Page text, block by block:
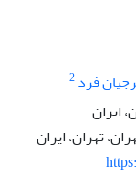
فرد2
ایران
تهران، ایران